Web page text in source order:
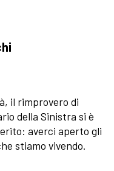
il rimprovero di
della Sinistra si è
averci aperto gli
stiamo vivendo.